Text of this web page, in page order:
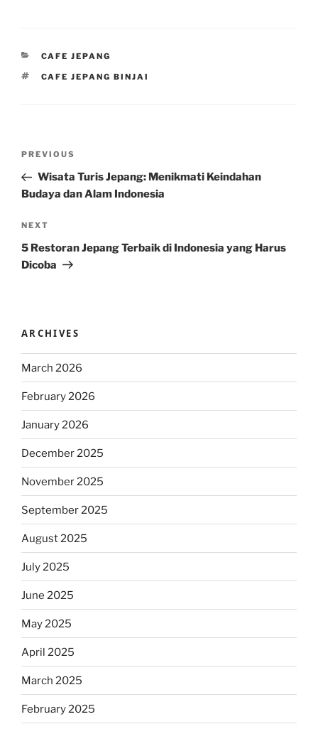
CATEGORIES
CAFE JEPANG
TAGS
CAFE JEPANG BINJAI
Previous
Post
PREVIOUS
Wisata Turis Jepang: Menikmati Keindahan
Budaya dan Alam Indonesia
Next
Post
NEXT
5 Restoran Jepang Terbaik di Indonesia yang Harus
Dicoba
ARCHIVES
March 2026
February 2026
January 2026
December 2025
November 2025
September 2025
August 2025
July 2025
June 2025
May 2025
April 2025
March 2025
February 2025